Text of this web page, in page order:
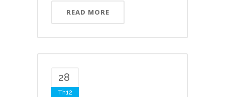
READ MORE
28
Th12